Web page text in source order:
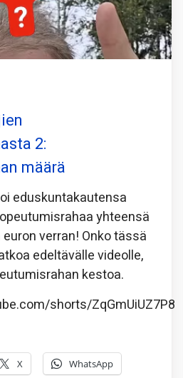
2:
määrä
eduskuntakautensa
yhteensä
verran! Onko tässä
edeltävälle videolle,
kestoa.
shorts/ZqGmUiUZ7P8
X WhatsApp